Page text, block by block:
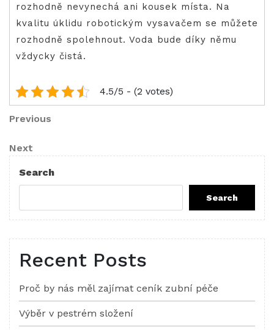
rozhodně nevynechá ani kousek místa. Na
kvalitu úklidu robotickým vysavačem se můžete
rozhodně spolehnout. Voda bude díky němu
vždycky čistá.
4.5/5 - (2 votes)
Post
navigation
Previous
Previous
Next
Post
Next
Search
Search
Recent Posts
Proč by nás měl zajímat ceník zubní péče
Výběr v pestrém složení